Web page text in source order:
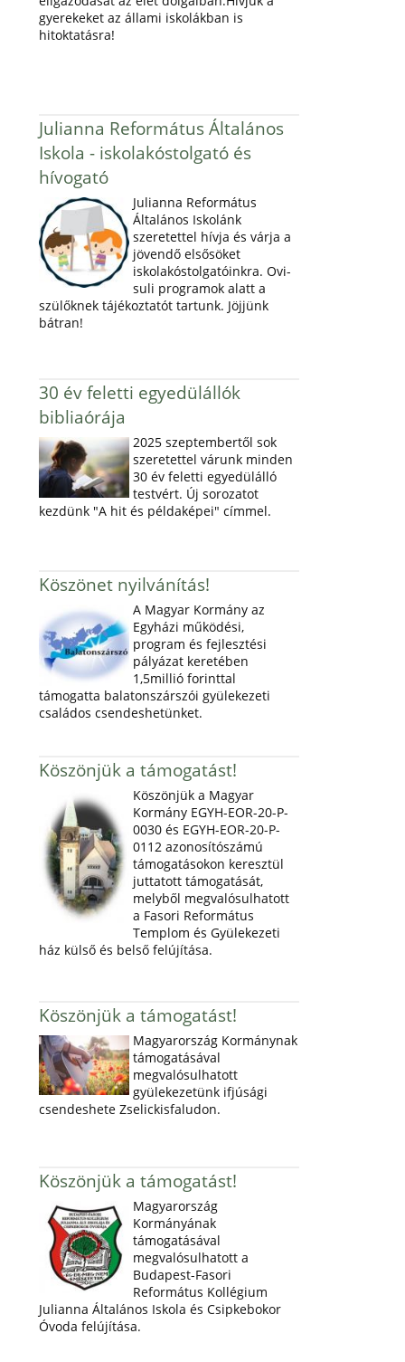
gyerekeket az állami iskolákban is
hitoktatásra!
Julianna Református Általános
Iskola - iskolakóstolgató és
hívogató
Julianna Református
Általános Iskolánk
szeretettel hívja és várja a
jövendő elsősöket
iskolakóstolgatóinkra. Ovi-
suli programok alatt a
szülőknek tájékoztatót tartunk. Jöjjünk
bátran!
30 év feletti egyedülállók
bibliaórája
2025 szeptembertől sok
szeretettel várunk minden
30 év feletti egyedülálló
testvért. Új sorozatot
kezdünk "A hit és példaképei" címmel.
Köszönet nyilvánítás!
A Magyar Kormány az
Egyházi működési,
program és fejlesztési
pályázat keretében
1,5millió forinttal
támogatta balatonszárszói gyülekezeti
családos csendeshetünket.
Köszönjük a támogatást!
Köszönjük a Magyar
Kormány EGYH-EOR-20-P-
0030 és EGYH-EOR-20-P-
0112 azonosítószámú
támogatásokon keresztül
juttatott támogatását,
melyből megvalósulhatott
a Fasori Református
Templom és Gyülekezeti
ház külső és belső felújítása.
Köszönjük a támogatást!
Magyarország Kormánynak
támogatásával
megvalósulhatott
gyülekezetünk ifjúsági
csendeshete Zselickisfaludon.
Köszönjük a támogatást!
Magyarország
Kormányának
támogatásával
megvalósulhatott a
Budapest-Fasori
Református Kollégium
Julianna Általános Iskola és Csipkebokor
Óvoda felújítása.